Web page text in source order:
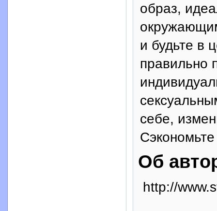
образ,
и будьте в
правильно
себе,
Об
http://